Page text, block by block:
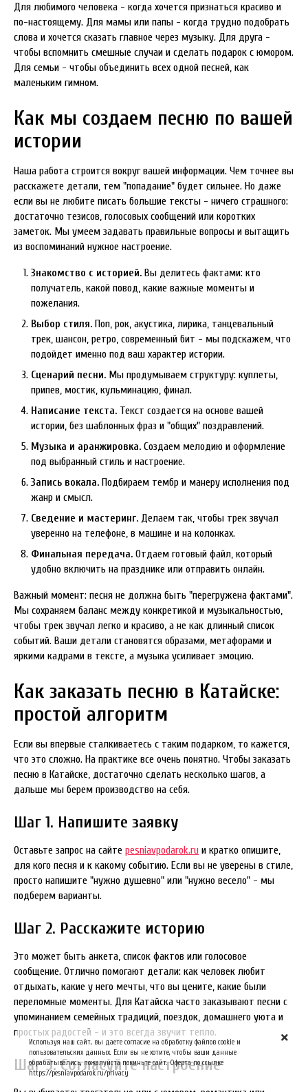
Для любимого человека - когда хочется признаться красиво и
по-настоящему. Для мамы или папы - когда трудно подобрать
слова и хочется сказать главное через музыку. Для друга -
чтобы вспомнить смешные случаи и сделать подарок с юмором.
Для семьи - чтобы объединить всех одной песней, как
маленьким гимном.
Как мы создаем песню по вашей
истории
Наша работа строится вокруг вашей информации. Чем точнее вы
расскажете детали, тем "попадание" будет сильнее. Но даже
если вы не любите писать большие тексты - ничего страшного:
достаточно тезисов, голосовых сообщений или коротких
заметок. Мы умеем задавать правильные вопросы и вытащить
из воспоминаний нужное настроение.
Знакомство с историей. Вы делитесь фактами: кто
получатель, какой повод, какие важные моменты и
пожелания.
Выбор стиля. Поп, рок, акустика, лирика, танцевальный
трек, шансон, ретро, современный бит - мы подскажем, что
подойдет именно под ваш характер истории.
Сценарий песни. Мы продумываем структуру: куплеты,
припев, мостик, кульминацию, финал.
Написание текста. Текст создается на основе вашей
истории, без шаблонных фраз и "общих" поздравлений.
Музыка и аранжировка. Создаем мелодию и оформление
под выбранный стиль и настроение.
Запись вокала. Подбираем тембр и манеру исполнения под
жанр и смысл.
Сведение и мастеринг. Делаем так, чтобы трек звучал
уверенно на телефоне, в машине и на колонках.
Финальная передача. Отдаем готовый файл, который
удобно включить на празднике или отправить онлайн.
Важный момент: песня не должна быть "перегружена фактами".
Мы сохраняем баланс между конкретикой и музыкальностью,
чтобы трек звучал легко и красиво, а не как длинный список
событий. Ваши детали становятся образами, метафорами и
яркими кадрами в тексте, а музыка усиливает эмоцию.
Как заказать песню в Катайске:
простой алгоритм
Если вы впервые сталкиваетесь с таким подарком, то кажется,
что это сложно. На практике все очень понятно. Чтобы заказать
песню в Катайске, достаточно сделать несколько шагов, а
дальше мы берем производство на себя.
Шаг 1. Напишите заявку
Оставьте запрос на сайте pesniavpodarok.ru и кратко опишите,
для кого песня и к какому событию. Если вы не уверены в стиле,
просто напишите "нужно душевно" или "нужно весело" - мы
подберем варианты.
Шаг 2. Расскажите историю
Это может быть анкета, список фактов или голосовое
сообщение. Отлично помогают детали: как человек любит
отдыхать, какие у него мечты, что вы цените, какие были
переломные моменты. Для Катайска часто заказывают песни с
упоминанием семейных традиций, поездок, домашнего уюта и
простых радостей - и это всегда звучит тепло.
Шаг 3. Согласуйте настроение
Используя наш сайт, вы даете согласие на обработку файлов cookie и
пользовательских данных. Если вы не хотите, чтобы ваши данные
обрабатывались, пожалуйста покиньте сайт. Оферта по ссылке
https://pesniavpodarok.ru/privacy